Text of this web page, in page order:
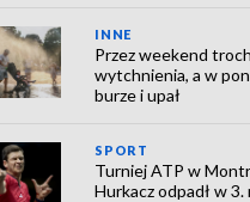
INNE
Przez weekend
wytchnienia, a w
burze i upał
SPORT
Turniej ATP w
Hurkacz odpadł w 3.